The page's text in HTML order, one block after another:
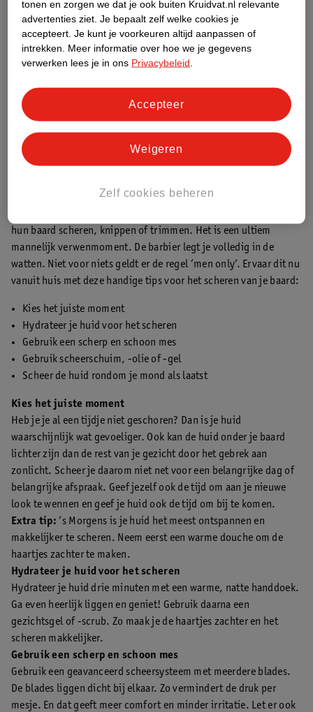
Kalmeer de huid van je gezicht na het scheren met een
hydraterende aftershavebalsem of crème.
Tips voor het scheren van je baard
hun baard scheren, knippen of trimmen. Het is een ultiem
mannelijk verwenmoment. De barbier legt je volledig in de
watten. Niet voor niets geldt er de regel ‘men only’. Ervaar dit nu
vanuit huis met deze handige tips voor het scheren van je baard:
Kies het juiste moment
Hydrateer je huid voor het scheren
Gebruik een scherp en schoon mes
Gebruik scheerschuim, -olie of -gel
Scheer de huid rondom je mond als laatst
Kies het juiste moment
Heb je je al een tijdje niet geschoren? Dan is je huid
waarschijnlijk wat gevoeliger. Ook kan de huid onder je baard
lichter zijn dan de rest van je gezicht door het gebrek aan
zonlicht. Scheer je daarom niet net voor een belangrijke dag of
belangrijke afspraak. Geef jezelf ook de tijd om aan je nieuwe
look te wennen en geef je huid ook de tijd om bij te komen.
Extra tip: ’s Morgens is je huid het meest ontspannen en
makkelijker te scheren. Neem eerst een warme douche om de
haartjes zachter te maken.
Hydrateer je huid voor het scheren
Hydrateer je huid drie minuten met een warme, natte handdoek.
Ga even heerlijk liggen en geniet! Gebruik daarna een
gezichtsgel of -scrub. Zo maak je de haartjes zachter en het
scheren makkelijker.
Gebruik een scherp en schoon mes
Gebruik een geavanceerd scheersysteem met meerdere blades.
De blades liggen dicht bij elkaar. Zo vermindert de druk per
mesje. En dat geeft meer comfort en minder irritatie. Let er ook
tonen en zorgen we dat je ook buiten Kruidvat.nl relevante
advertenties ziet. Je bepaalt zelf welke cookies je
accepteert. Je kunt je voorkeuren altijd aanpassen of
intrekken.
Meer informatie over hoe we je gegevens
verwerken lees je in ons Privacybeleid
Zelf cookies beheren
Weigeren
Accepteer